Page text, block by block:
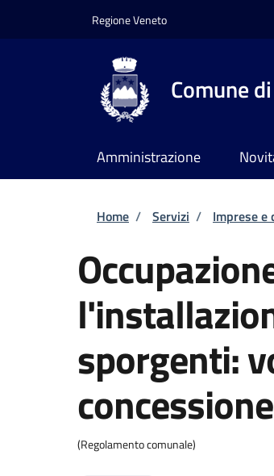
Regione Veneto
Comune
Amministrazione
Briciole di
Home / Servizi / Imprese e
sporgenti:
concessione
(Regolamento comunale)